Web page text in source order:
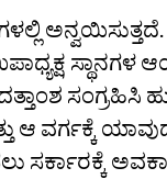
ಸ್ಥಾನಗಳ
ಸಂಗ್ರಹಿಸಿ
ಆ ವರ್ಗಕ್ಕೆ
ಸರ್ಕಾರಕ್ಕೆ